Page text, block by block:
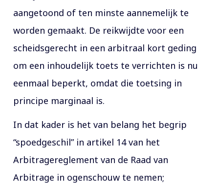
aangetoond of ten minste aannemelijk te
worden gemaakt. De reikwijdte voor een
scheidsgerecht in een arbitraal kort geding
om een inhoudelijk toets te verrichten is nu
eenmaal beperkt, omdat die toetsing in
principe marginaal is.
In dat kader is het van belang het begrip
“spoedgeschil” in artikel 14 van het
Arbitragereglement van de Raad van
Arbitrage in ogenschouw te nemen;